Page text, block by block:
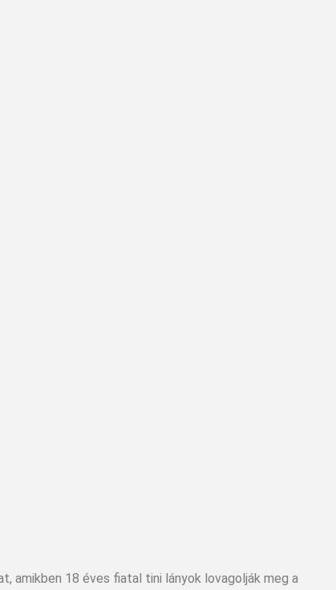
amikben 18 éves fiatal tini lányok lovagolják meg a